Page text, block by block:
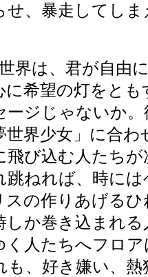
せ、暴走してしま
界は、君が自由
に希望の灯をと
ージじゃないか
界少女」に合わ
飛び込む人たちが
跳ねれば、時に
スの作りあげる
しか巻き込まれ
く人たちへフロ
も、好き嫌い、熱